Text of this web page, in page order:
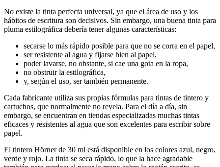
No existe la tinta perfecta universal, ya que el área de uso y los
hábitos de escritura son decisivos. Sin embargo, una buena tinta para
pluma estilográfica debería tener algunas características:
secarse lo más rápido posible para que no se corra en el papel,
ser resistente al agua y fijarse bien al papel,
poder lavarse, no obstante, si cae una gota en la ropa,
no obstruir la estilográfica,
y, según el uso, ser también permanente.
Cada fabricante utiliza sus propias fórmulas para tintas de tintero y
cartuchos, que normalmente no revela. Para el día a día, sin
embargo, se encuentran en tiendas especializadas muchas tintas
eficaces y resistentes al agua que son excelentes para escribir sobre
papel.
El tintero Hörner de 30 ml está disponible en los colores azul, negro,
verde y rojo. La tinta se seca rápido, lo que la hace agradable